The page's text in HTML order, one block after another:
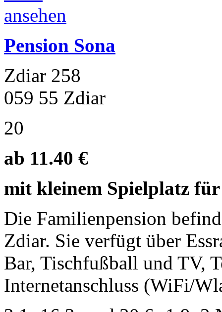
Pension Sona
Zdiar 258
059 55 Zdiar
20
ab 11.40 €
mit kleinem Spielplatz
Die Familienpension
Zdiar. Sie verfügt über
Bar, Tischfußball und TV,
Internetanschluss (WiFi/